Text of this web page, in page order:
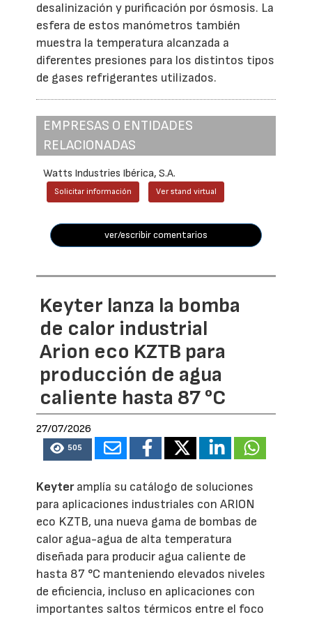
desalinización y purificación por ósmosis. La
esfera de estos manómetros también
muestra la temperatura alcanzada a
diferentes presiones para los distintos tipos
de gases refrigerantes utilizados.
EMPRESAS O ENTIDADES
RELACIONADAS
Watts Industries Ibérica, S.A.
Solicitar información Ver stand virtual
ver/escribir comentarios
Keyter lanza la bomba
de calor industrial
Arion eco KZTB para
producción de agua
caliente hasta 87 °C
27/07/2026
505
Keyteramplía su catálogo de soluciones
para aplicaciones industriales con ARION
eco KZTB, una nueva gama de bombas de
calor agua-agua de alta temperatura
diseñada para producir agua caliente de
hasta 87 °C manteniendo elevados niveles
de eficiencia, incluso en aplicaciones con
importantes saltos térmicos entre el foco